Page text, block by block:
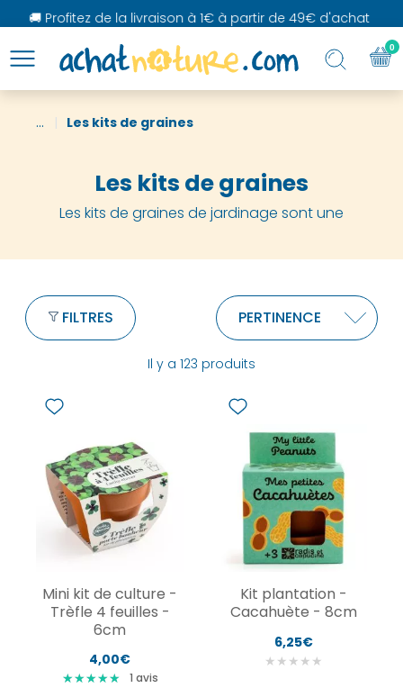
Profitez de la livraison à 1€ à partir de 49€ d'achat
... Les kits de graines
Les kits de graines
Les kits de graines de jardinage sont une
Il y a 123 produits
FILTRES
Mini kit de culture -
Trèfle 4 feuilles -
6cm
4,00€
★★★★★
★★★★★ 1 avis
Kit plantation -
Cacahuète - 8cm
6,25€
★ ★ ★ ★ ★
0